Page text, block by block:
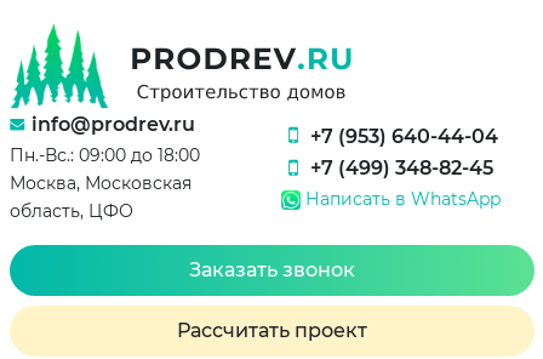
info@prodrev.ru
Пн.-Вс.: 09:00 до 18:00
Москва, Московская
область, ЦФО
+7 (953) 640-44-04
+7 (499) 348-82-45
Написать в WhatsApp
Заказать звонок
Рассчитать проект